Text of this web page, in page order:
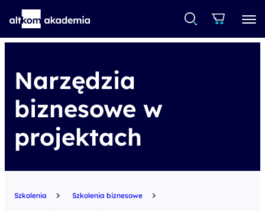
Narzędzia
biznesowe w
projektach
Szkolenia Szkolenia biznesowe